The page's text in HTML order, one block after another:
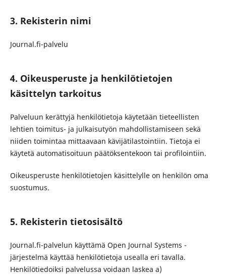
3. Rekisterin nimi
Journal.fi-palvelu
4. Oikeusperuste ja henkilötietojen
käsittelyn tarkoitus
Palveluun kerättyjä henkilötietoja käytetään tieteellisten
lehtien toimitus- ja julkaisutyön mahdollistamiseen sekä
niiden toimintaa mittaavaan kävijätilastointiin. Tietoja ei
käytetä automatisoituun päätöksentekoon tai profilointiin.
Oikeusperuste henkilötietojen käsittelylle on henkilön oma
suostumus.
5. Rekisterin tietosisältö
Journal.fi-palvelun käyttämä Open Journal Systems -
järjestelmä käyttää henkilötietoja usealla eri tavalla.
Henkilötiedoiksi palvelussa voidaan laskea a)